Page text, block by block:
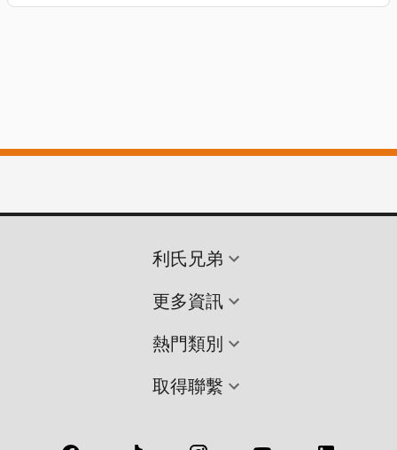
利氏兄弟
更多資訊
熱門類別
取得聯繫